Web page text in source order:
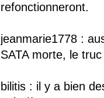
refonctionneront.
jeanmarie1778 :
SATA morte, le
bilitis : il y a bien